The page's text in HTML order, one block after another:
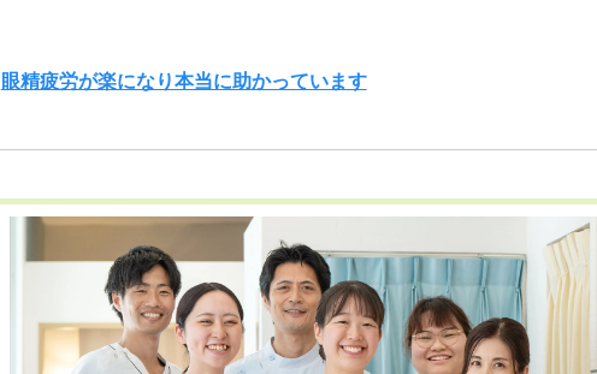
眼精疲労が楽になり本当に助かっています